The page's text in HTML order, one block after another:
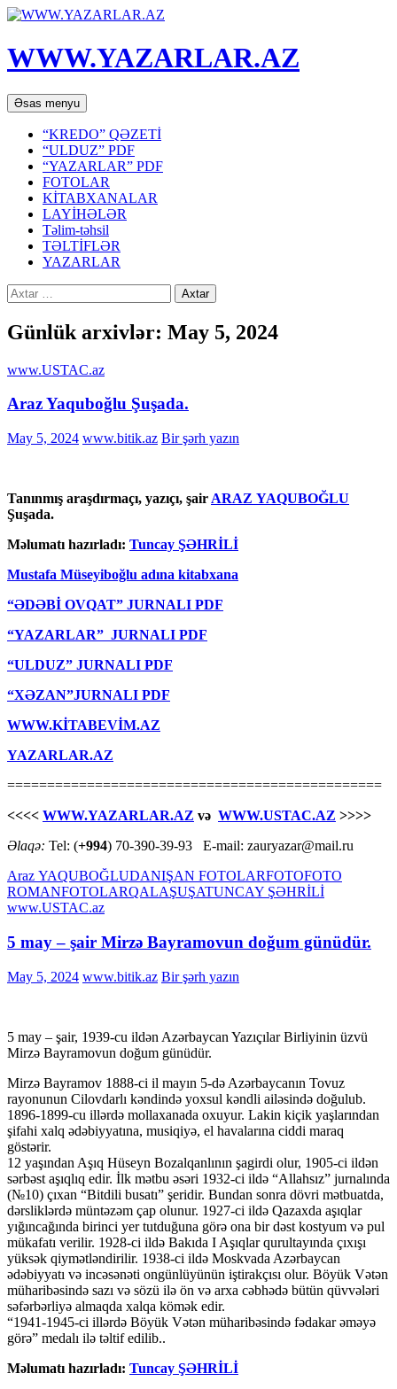
WWW.YAZARLAR.AZ
Axtar
Əsas menyu Mühtəviyyata
keç
“KREDO” QƏZETİ
“ULDUZ” PDF
“YAZARLAR” PDF
FOTOLAR
KİTABXANALAR
LAYİHƏLƏR
Təlim-təhsil
TƏLTİFLƏR
YAZARLAR
Axtarış:
Günlük arxivlər: May 5, 2024
www.USTAC.az
Araz Yaquboğlu Şuşada.
May 5, 2024 www.bitik.az Bir şərh yazın
Tanınmış araşdırmaçı, yazıçı, şair ARAZ YAQUBOĞLU
Şuşada.
Məlumatı hazırladı: Tuncay ŞƏHRİLİ
Mustafa Müseyiboğlu adına kitabxana
“ƏDƏBİ OVQAT” JURNALI PDF
“YAZARLAR” JURNALI PDF
“ULDUZ” JURNALI PDF
“XƏZAN”JURNALI PDF
WWW.KİTABEVİM.AZ
YAZARLAR.AZ
===============================================
<<<< WWW.YAZARLAR.AZ və WWW.USTAC.AZ >>>>
Əlaqə: Tel: (+994) 70-390-39-93 E-mail: zauryazar@mail.ru
Araz YAQUBOĞLUDANIŞAN FOTOLARFOTOFOTO
ROMANFOTOLARQALAŞUŞATUNCAY ŞƏHRİLİ
www.USTAC.az
5 may – şair Mirzə Bayramovun doğum günüdür.
May 5, 2024 www.bitik.az Bir şərh yazın
5 may – şair, 1939-cu ildən Azərbaycan Yazıçılar Birliyinin üzvü
Mirzə Bayramovun doğum günüdür.
Mirzə Bayramov 1888-ci il mayın 5-də Azərbaycanın Tovuz
rayonunun Cilovdarlı kəndində yoxsul kəndli ailəsində doğulub.
1896-1899-cu illərdə mollaxanada oxuyur. Lakin kiçik yaşlarından
şifahi xalq ədəbiyyatına, musiqiyə, el havalarına ciddi maraq
göstərir.
12 yaşından Aşıq Hüseyn Bozalqanlının şagirdi olur, 1905-ci ildən
sərbəst aşıqlıq edir. İlk mətbu əsəri 1932-ci ildə “Allahsız” jurnalında
(№10) çıxan “Bitdili busatı” şeridir. Bundan sonra dövri mətbuatda,
dərsliklərdə müntəzəm çap olunur. 1927-ci ildə Qazaxda aşıqlar
yığıncağında birinci yer tutduğuna görə ona bir dəst kostyum və pul
mükafatı verilir. 1928-ci ildə Bakıda I Aşıqlar qurultayında çıxışı
yüksək qiymətləndirilir. 1938-ci ildə Moskvada Azərbaycan
ədəbiyyatı və incəsənəti ongünlüyünün iştirakçısı olur. Böyük Vətən
müharibəsində sazı və sözü ilə ön və arxa cəbhədə bütün qüvvələri
səfərbərliyə almaqda xalqa kömək edir.
“1941-1945-ci illərdə Böyük Vətən müharibəsində fədakar əməyə
görə” medalı ilə təltif edilib..
Məlumatı hazırladı: Tuncay ŞƏHRİLİ